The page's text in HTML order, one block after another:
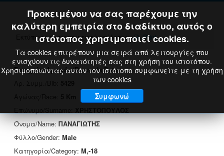
Εκτύπωση πιστοποιητικού επίδοσης: Print
Στοιχεία Δρομέα/Runner's Data
Όνομα/Name:ΠΑΝΑΓΙΩΤΗΣ
Φύλλο/Gender: Male
Κατηγορία/Category: M,-18
Προκειμένου να σας παρέχουμε την
καλύτερη εμπειρία στο διαδίκτυο, αυτός ο
ιστότοπος χρησιμοποιεί cookies.
Τα cookies επιτρέπουν μια σειρά από λειτουργίες που
ενισχύουν τις δυνατότητές σας στη χρήση του ιστοτόπου.
Χρησιμοποιώντας αυτόν τον ιστότοπο συμφωνείτε με τη χρήση
των cookies
Συμφωνώ